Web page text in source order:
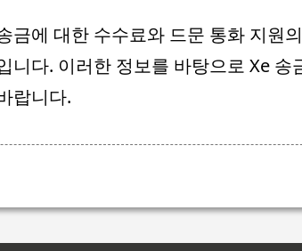
금에 대한 수수료와 드문 통화 지원
니다. 이러한 정보를 바탕으로 Xe 송
랍니다.